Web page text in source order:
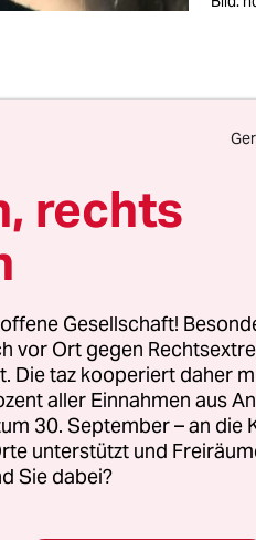
sagt
im Haus
sie heute
könnten die
"Natascha
in Hamburg
und sich über
die Botschaft an
rechts
Gesellschaft!
vor Ort gegen
Die taz kooperiert daher
aller Einnahmen aus
30. September – an die
unterstützt und
Sie dabei?